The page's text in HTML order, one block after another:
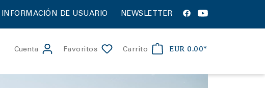
INFORMACIÓN DE USUARIO NEWSLETTER
Cuenta Favoritos Carrito EUR 0.00*